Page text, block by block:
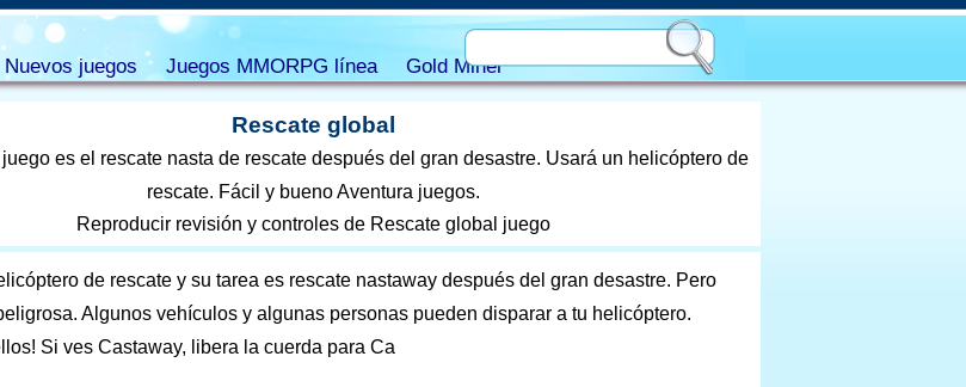
Rescate global
es el rescate nasta de rescate después del gran desastre. Usará un helicóptero de
rescate. Fácil y bueno Aventura juegos.
Reproducir revisión y controles de Rescate global juego
de rescate y su tarea es rescate nastaway después del gran desastre. Pero
Algunos vehículos y algunas personas pueden disparar a tu helicóptero.
Si ves Castaway, libera la cuerda para Ca
Nuevos juegos Juegos MMORPG línea Gold Miner